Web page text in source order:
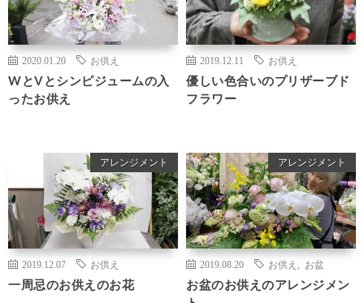
2020.01.20 お供え
WとVとシンピジュームの入
ったお供え
2019.12.11 お供え
優しい色合いのプリザーブド
フラワー
アレンジメント
2019.12.07 お供え
一周忌のお供えのお花
アレンジメント
2019.08.20 お供え お盆
お盆のお供えのアレンジメン